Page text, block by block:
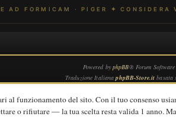
Powered by phpBB® Forum
Traduzione ItalianaphpBB-Store.it basata
al funzionamento del sito. Con il tuo consenso
o rifiutare — la tua scelta resta valida 1 anno.